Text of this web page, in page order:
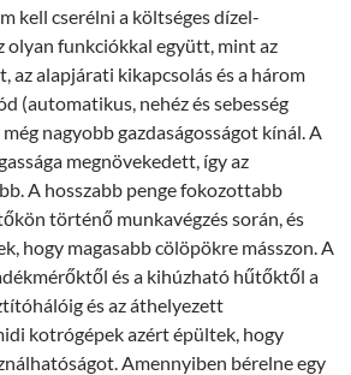
kell cserélni a költséges dízel-
olyan funkciókkal együtt, mint az
az alapjárati kikapcsolás és a három
(automatikus, nehéz és sebesség
nagyobb gazdaságosságot kínál. A
megnövekedett, így az
A hosszabb penge fokozottabb
történő munkavégzés során, és
hogy magasabb cölöpökre másszon. A
és a kihúzható hűtőktől a
és az áthelyezett
kotrógépek azért épültek, hogy
Amennyiben bérelne egy